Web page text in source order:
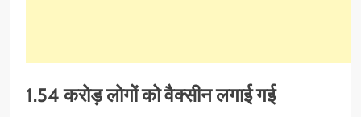
1.54 करोड़ लोगों को वैक्सीन लगाई गई